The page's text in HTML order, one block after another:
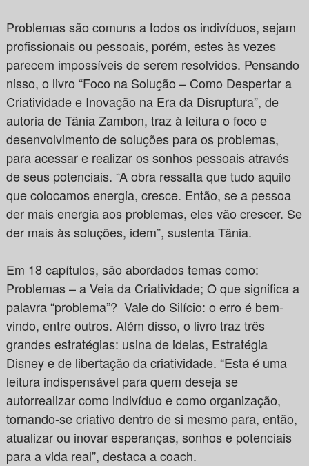
Problemas são comuns a todos os indivíduos, sejam
profissionais ou pessoais, porém, estes às vezes
parecem impossíveis de serem resolvidos. Pensando
nisso, o livro “Foco na Solução – Como Despertar a
Criatividade e Inovação na Era da Disruptura”, de
autoria de Tânia Zambon, traz à leitura o foco e
desenvolvimento de soluções para os problemas,
para acessar e realizar os sonhos pessoais através
de seus potenciais. “A obra ressalta que tudo aquilo
que colocamos energia, cresce. Então, se a pessoa
der mais energia aos problemas, eles vão crescer. Se
der mais às soluções, idem”, sustenta Tânia.
Em 18 capítulos, são abordados temas como:
Problemas – a Veia da Criatividade; O que significa a
palavra “problema”? Vale do Silício: o erro é bem-
vindo, entre outros. Além disso, o livro traz três
grandes estratégias: usina de ideias, Estratégia
Disney e de libertação da criatividade. “Esta é uma
leitura indispensável para quem deseja se
autorrealizar como indivíduo e como organização,
tornando-se criativo dentro de si mesmo para, então,
atualizar ou inovar esperanças, sonhos e potenciais
para a vida real”, destaca a coach.